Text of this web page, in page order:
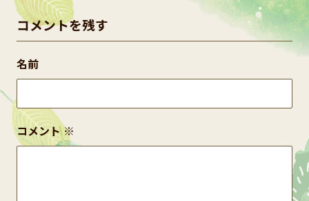
コメントを残す
コメント※
名前